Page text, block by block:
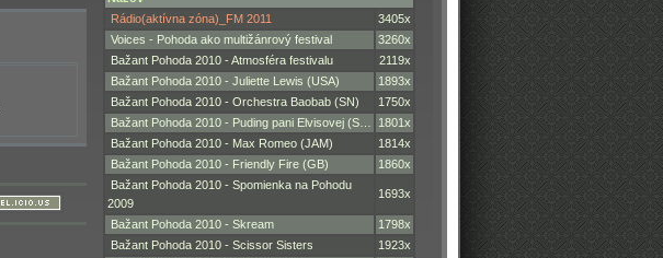
Rádio(aktívna zóna)_FM 2011
3405x
Voices - Pohoda ako multižánrový festival
3260x
Bažant Pohoda 2010 - Atmosféra festivalu
2119x
Bažant Pohoda 2010 - Juliette Lewis (USA)
1893x
Bažant Pohoda 2010 - Orchestra Baobab (SN)
1750x
Bažant Pohoda 2010 - Puding pani Elvisovej (S…
1801x
Bažant Pohoda 2010 - Max Romeo (JAM)
1814x
Bažant Pohoda 2010 - Friendly Fire (GB)
1860x
Bažant Pohoda 2010 - Spomienka na Pohodu
2009
1693x
Bažant Pohoda 2010 - Skream
1798x
Bažant Pohoda 2010 - Scissor Sisters
1923x